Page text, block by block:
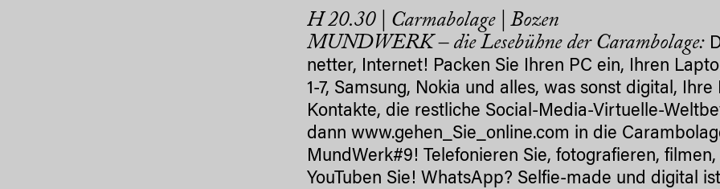
H 20.30 | Carmabolage | Bozen
MUNDWERK – die Lesebühne der Carambolage:
netter, Internet! Packen Sie Ihren PC ein, Ihren
1-7, Samsung, Nokia und alles, was sonst digital,
Kontakte, die restliche Social-Media-Virtuelle-Wel
dann www.gehen_Sie_online.com in die
MundWerk#9! Telefonieren Sie, fotografieren,
YouTuben Sie! WhatsApp? Selfie-made und digital